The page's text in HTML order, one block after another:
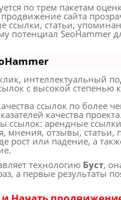
по трем пакетам
сайта
ссылки, статьи,
потенциал SeoHammer
интеллектуальный
с высокой степенью
ссылок по более
качества
ссылок: арендные
мнения, отзывы, статьи,
рост или падение, а
технологию Буст,
а первые результаты